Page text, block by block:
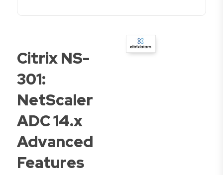
Citrix NS-
301:
NetScaler
ADC 14.x
Advanced
Features